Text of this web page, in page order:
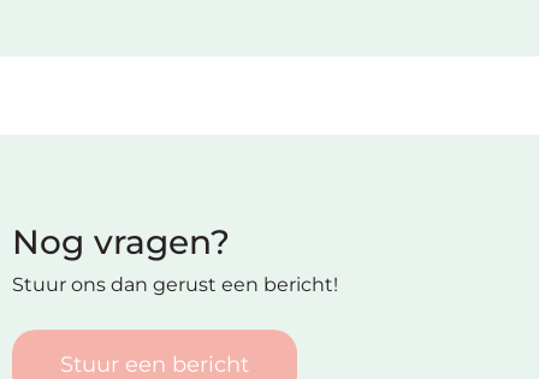
Nog vragen?
Stuur ons dan gerust een bericht!
Stuur een bericht